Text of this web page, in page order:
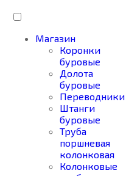
Магазин
Коронки
буровые
Долота
буровые
Переводники
Штанги
буровые
Труба
поршневая
колонковая
Колонковые